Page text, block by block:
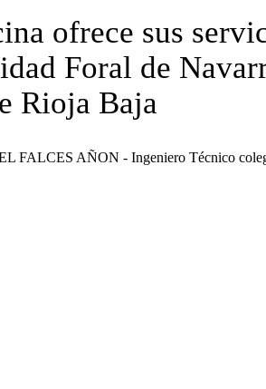
ofrece sus
Foral de
Rioja Baja
FALCES AÑON - Ingeniero Técnico